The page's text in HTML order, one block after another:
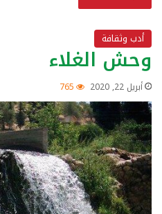
أدب وثقافة
وحش الغلاء
أبريل 22, 2020 765